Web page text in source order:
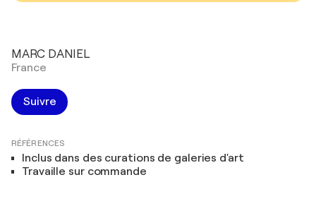
MARC DANIEL
France
Suivre
RÉFÉRENCES
Inclus dans des curations de galeries d'art
Travaille sur commande